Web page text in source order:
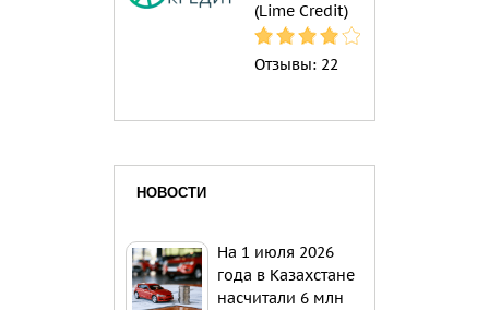
(Lime Credit)
Отзывы: 22
НОВОСТИ
На 1 июля 2026
года в Казахстане
насчитали 6 млн